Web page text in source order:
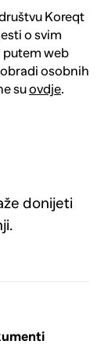
Koreqt
o svim
putem web
osobnih
suovdje.
donijeti